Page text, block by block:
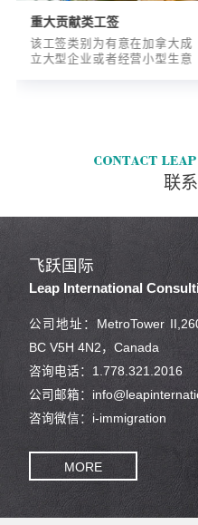
重大贡献类工签
该工签类别为有意在加拿大成
立大型企业或者经营小型生意
联
飞跃国际
Leap International
公司地址：MetroTower
BC V5H 4N2，Canada
咨询电话：1.778.321.2016
公司邮箱：
咨询微信：i-immigration
MORE